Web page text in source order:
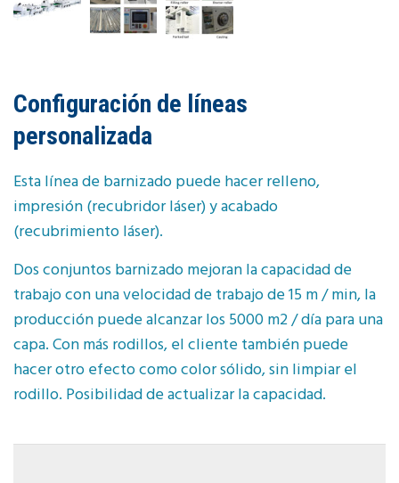
Configuración de líneas
personalizada
Esta línea de barnizado puede hacer relleno,
impresión (recubridor láser) y acabado
(recubrimiento láser).
Dos conjuntos barnizado mejoran la capacidad de
trabajo con una velocidad de trabajo de 15 m / min, la
producción puede alcanzar los 5000 m2 / día para una
capa. Con más rodillos, el cliente también puede
hacer otro efecto como color sólido, sin limpiar el
rodillo. Posibilidad de actualizar la capacidad.